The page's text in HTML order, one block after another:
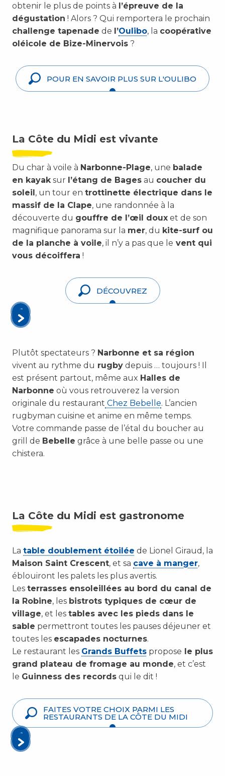
obtenir le plus de points à l’épreuve de la
dégustation ! Alors ? Qui remportera le prochain
challenge tapenade de l’Oulibo, la coopérative
oléicole de Bize-Minervois ?
POUR EN SAVOIR PLUS SUR L'OULIBO
La Côte du Midi est vivante
Du char à voile à Narbonne-Plage, une balade
en kayaksur l’étang de Bages au coucher du
soleil, un tour en trottinette électrique dans le
massif de la Clape, une randonnée à la
découverte du gouffre de l’œil doux et de son
magnifique panorama sur la mer, du kite-surf ou
de la planche à voile, il n’y a pas que le vent qui
vous décoiffera !
DÉCOUVREZ
Plutôt spectateurs ? Narbonne et sa région
vivent au rythme du rugby depuis … toujours ! Il
est présent partout, même aux Halles de
Narbonne où vous retrouverez la version
originale du restaurant Chez Bebelle. L’ancien
rugbyman cuisine et anime en même temps.
Votre commande passe de l’étal du boucher au
grill de Bebelle grâce à une belle passe ou une
chistera.
La Côte du Midi est gastronome
La table doublement étoilée de Lionel Giraud, la
Maison Saint Crescent, et sa cave à manger,
éblouiront les palets les plus avertis.
Les terrasses ensoleillées au bord du canal de
la Robine, les bistrots typiques de cœur de
village, et les tables avec les pieds dans le
sable permettront toutes les pauses déjeuner et
toutes les escapades nocturnes.
Le restaurant les Grands Buffets propose le plus
grand plateau de fromage au monde, et c’est
le Guinness des records qui le dit !
FAITES VOTRE CHOIX PARMI LES
RESTAURANTS DE LA CÔTE DU MIDI